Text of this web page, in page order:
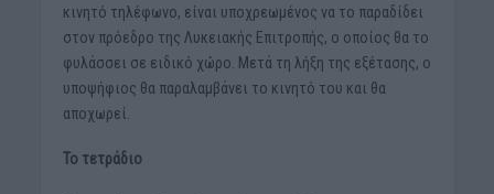
κινητό τηλέφωνο, είναι υποχρεωμένος να το παραδίδει
στον πρόεδρο της Λυκειακής Επιτροπής, ο οποίος θα το
φυλάσσει σε ειδικό χώρο. Μετά τη λήξη της εξέτασης, ο
υποψήφιος θα παραλαμβάνει το κινητό του και θα
αποχωρεί.
Το τετράδιο